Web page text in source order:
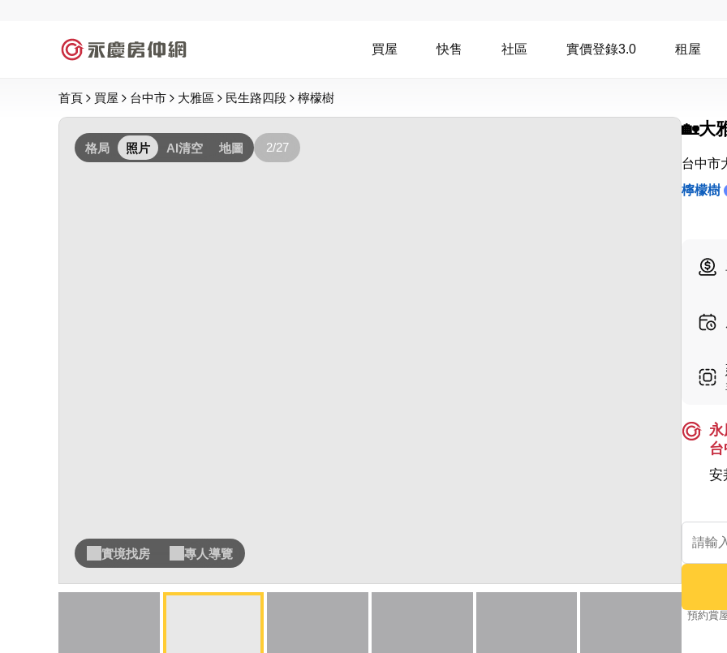
買屋 快售 社區 實價登錄3.0 租屋
首頁 買屋 台中市 大雅區 民生路四段 檸檬樹
格局 照片 AI清空 地圖 2/27
實境找房 專人導覽
🏡大
台中市
檸檬樹
永
安
預約賞